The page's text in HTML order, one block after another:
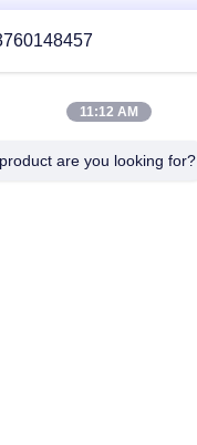
Soziale Medien
11:12 AM
are you looking for?